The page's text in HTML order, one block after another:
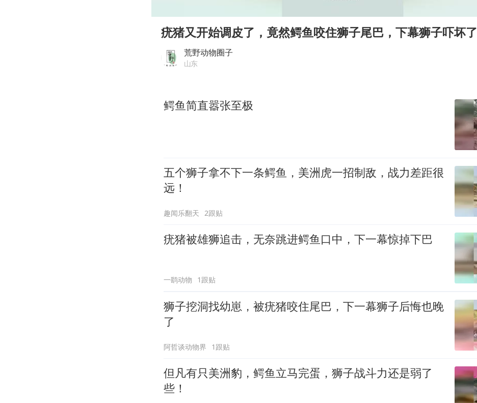
网红全程直播“荒岛改造”被查处
沪指震荡反弹涨0.57%
余承东口误将24999元电脑报成2499
疣猪又开始调皮了，竟然鳄鱼咬住狮子尾巴，下幕狮子吓坏了
荒野动物圈子
山东
鳄鱼简直嚣张至极
五个狮子拿不下一条鳄鱼，美洲虎一招制敌，战力差距很
远！
趣闻乐翻天 2跟贴
疣猪被雄狮追击，无奈跳进鳄鱼口中，下一幕惊掉下巴
一鹞动物 1跟贴
狮子挖洞找幼崽，被疣猪咬住尾巴，下一幕狮子后悔也晚
了
阿哲谈动物界 1跟贴
但凡有只美洲豹，鳄鱼立马完蛋，狮子战斗力还是弱了
些！